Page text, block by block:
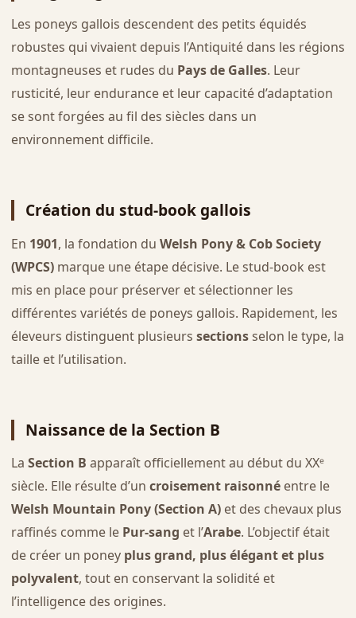
Les poneys gallois descendent des petits équidés
robustes qui vivaient depuis l’Antiquité dans les régions
montagneuses et rudes du Pays de Galles. Leur
rusticité, leur endurance et leur capacité d’adaptation
se sont forgées au fil des siècles dans un
environnement difficile.
Création du stud-book gallois
En 1901, la fondation du Welsh Pony & Cob Society
(WPCS)marque une étape décisive. Le stud-book est
mis en place pour préserver et sélectionner les
différentes variétés de poneys gallois. Rapidement, les
éleveurs distinguent plusieurs sectionsselon le type, la
taille et l’utilisation.
Naissance de la Section B
La Section B apparaît officiellement au début du XXᵉ
siècle. Elle résulte d’un croisement raisonnéentre le
Welsh Mountain Pony (Section A)et des chevaux plus
raffinés comme le Pur-sang et l’Arabe. L’objectif était
de créer un poney plus grand, plus élégant et plus
polyvalent, tout en conservant la solidité et
l’intelligence des origines.